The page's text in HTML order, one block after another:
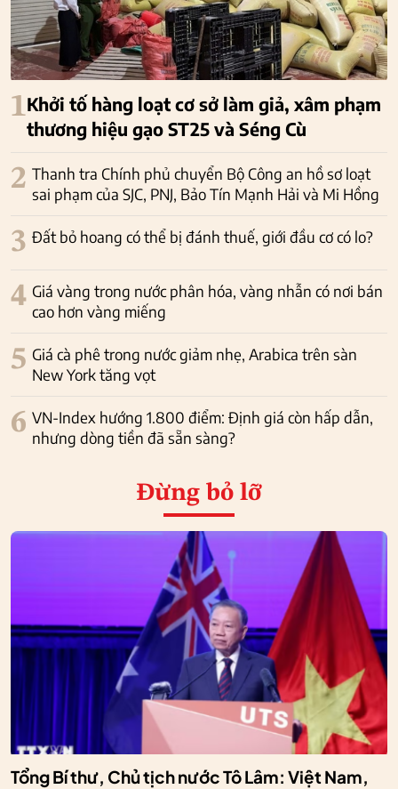
1Khởi tố hàng loạt cơ sở làm giả, xâm phạm
thương hiệu gạo ST25 và Séng Cù
2 Thanh tra Chính phủ chuyển Bộ Công an hồ sơ loạt
sai phạm của SJC, PNJ, Bảo Tín Mạnh Hải và Mi Hồng
3 Đất bỏ hoang có thể bị đánh thuế, giới đầu cơ có lo?
4 Giá vàng trong nước phân hóa, vàng nhẫn có nơi bán
cao hơn vàng miếng
5 Giá cà phê trong nước giảm nhẹ, Arabica trên sàn
New York tăng vọt
6 VN-Index hướng 1.800 điểm: Định giá còn hấp dẫn,
nhưng dòng tiền đã sẵn sàng?
Đừng bỏ lỡ
Tổng Bí thư, Chủ tịch nước Tô Lâm: Việt Nam,